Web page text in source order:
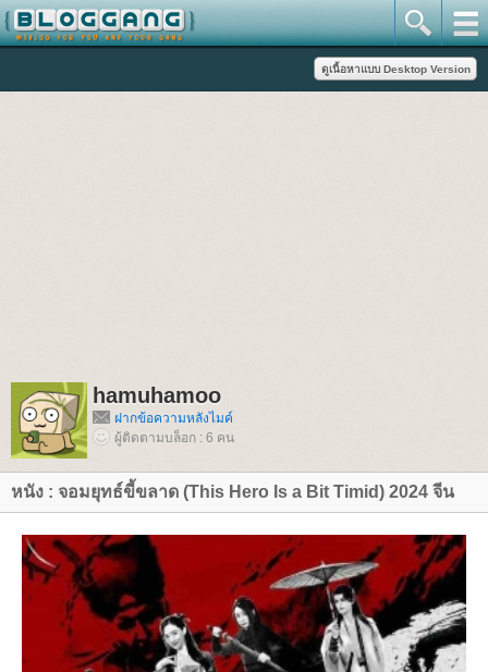
hamuhamoo
ฝากข้อความหลังไมค์
ผู้ติดตามบล็อก : 6 คน
หนัง : จอมยุทธ์ขี้ขลาด (This Hero Is a Bit Timid) 2024 จีน